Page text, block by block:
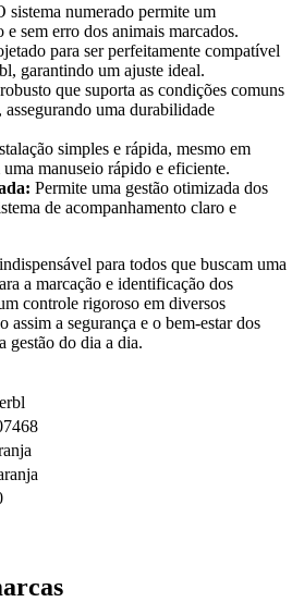
sistema numerado permite um
sem erro dos animais marcados.
para ser perfeitamente compatível
garantindo um ajuste ideal.
que suporta as condições comuns
assegurando uma durabilidade
simples e rápida, mesmo em
manuseio rápido e eficiente.
Permite uma gestão otimizada dos
de acompanhamento claro e
para todos que buscam uma
a marcação e identificação dos
controle rigoroso em diversos
assim a segurança e o bem-estar dos
gestão do dia a dia.